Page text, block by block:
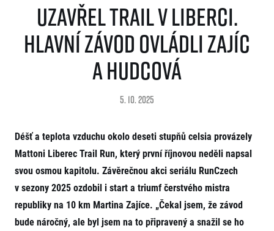
Running Mall
Běžecké série
Projekt EuroHeroes
Seznam závodů
EuroHeroes Challenge 2026
EuroHeroes Challenge 2025
EuroHeroes Challenge 2024
EuroHeroes Challenge 2023
EuroHeroes Challenge 2019
Napoli Running
O Napoli Running
RunCzech Halfs
Projekt RunCzech Halfs
Pro běžce
Pro závodníky
uzavřel trail v Liberci.
Hlavní závod ovládli Zajíc
a Hudcová
5. 10. 2025
Déšť a teplota vzduchu okolo deseti stupňů celsia provázely
Mattoni Liberec Trail Run, který první říjnovou neděli napsal
svou osmou kapitolu. Závěrečnou akci seriálu RunCzech
v sezony 2025 ozdobil i start a triumf čerstvého mistra
republiky na 10 km Martina Zajíce. „Čekal jsem, že závod
bude náročný, ale byl jsem na to připravený a snažil se ho